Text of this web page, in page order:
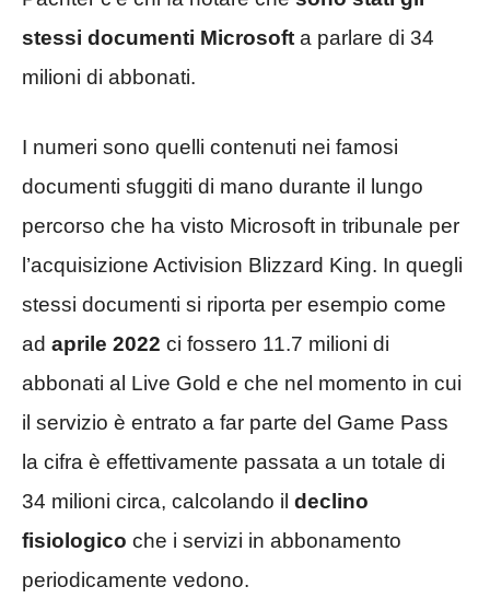
stessi documenti Microsoft a parlare di 34
milioni di abbonati.
I numeri sono quelli contenuti nei famosi
documenti sfuggiti di mano durante il lungo
percorso che ha visto Microsoft in tribunale per
l’acquisizione Activision Blizzard King. In quegli
stessi documenti si riporta per esempio come
ad aprile 2022 ci fossero 11.7 milioni di
abbonati al Live Gold e che nel momento in cui
il servizio è entrato a far parte del Game Pass
la cifra è effettivamente passata a un totale di
34 milioni circa, calcolando il declino
fisiologico che i servizi in abbonamento
periodicamente vedono.